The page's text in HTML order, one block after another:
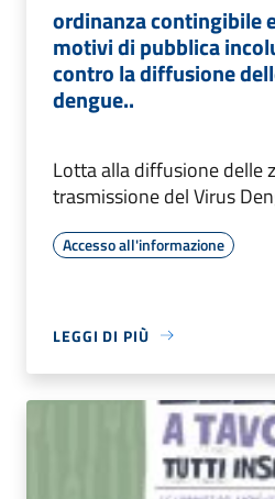
ordinanza contingibile
motivi di pubblica
contro la diffusione
dengue..
Lotta alla diffusione delle
trasmissione del Virus
Accesso all'informazione
LEGGI DI PIÙ